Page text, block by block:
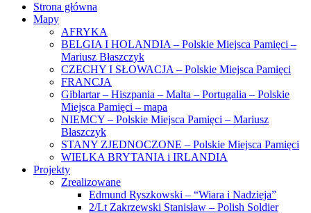
Strona główna
Mapy
AFRYKA
BELGIA I HOLANDIA – Polskie Miejsca Pamięci –
Mariusz Błaszczyk
CZECHY I SŁOWACJA – Polskie Miejsca Pamięci
FRANCJA
Giblartar – Hiszpania – Malta – Portugalia – Polskie
Miejsca Pamięci – mapa
NIEMCY – Polskie Miejsca Pamięci – Mariusz
Błaszczyk
STANY ZJEDNOCZONE – Polskie Miejsca Pamięci
WIELKA BRYTANIA i IRLANDIA
Projekty
Zrealizowane
Edmund Ryszkowski – “Wiara i Nadzieja”
2/Lt Zakrzewski Stanisław – Polish Soldier